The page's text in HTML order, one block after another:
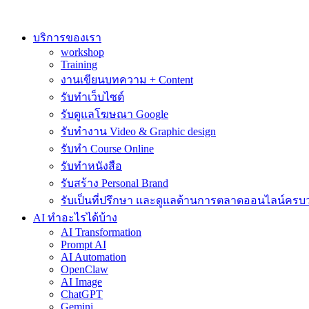
contentบริการของเรา
workshop
Training
งานเขียนบทความ + Content
รับทำเว็บไซต์
รับดูแลโฆษณา Google
รับทำงาน Video & Graphic design
รับทำ Course Online
รับทำหนังสือ
รับสร้าง Personal Brand
รับเป็นที่ปรึกษา และดูแลด้านการตลาดออนไลน์ครบ
AI ทำอะไรได้บ้าง
AI Transformation
Prompt AI
AI Automation
OpenClaw
AI Image
ChatGPT
Gemini